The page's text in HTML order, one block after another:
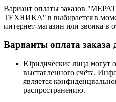
Вариант оплаты заказов
ТЕХНИКА" в выбирается в
интернет-магазин или звонка в
Варианты оплата заказа
Юридические лица могут
выставленного счёта.
является
распространению.